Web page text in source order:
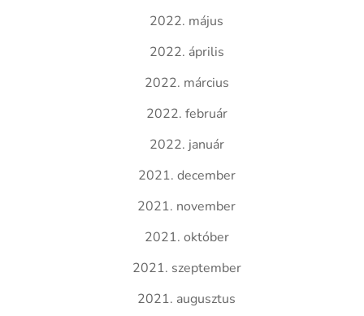
2022. május
2022. április
2022. március
2022. február
2022. január
2021. december
2021. november
2021. október
2021. szeptember
2021. augusztus